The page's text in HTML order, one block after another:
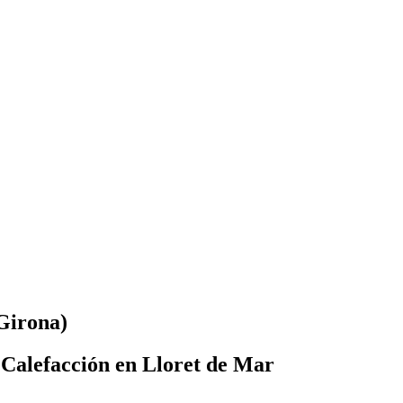
en Lloret de Mar